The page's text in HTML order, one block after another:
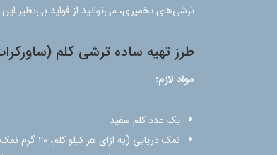
ترشی‌های تخمیری، می‌توانید از فواید بی‌نظیر
طرز تهیه ساده ترشی کلم
مواد لازم:
یک عدد کلم سفید
نمک دریایی (به ازای هر کیلو کلم، 20 گرم نمک)